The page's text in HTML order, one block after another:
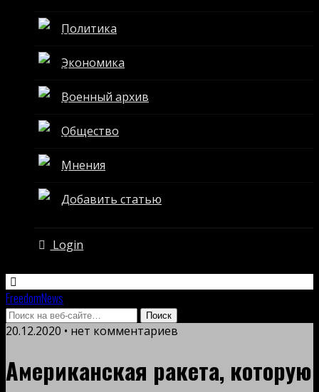
Политика
Экономика
Военный архив
Общество
Мнения
Добавить статью
Login
FreedomNews
20.12.2020 • нет комментариев
Американская ракета, которую